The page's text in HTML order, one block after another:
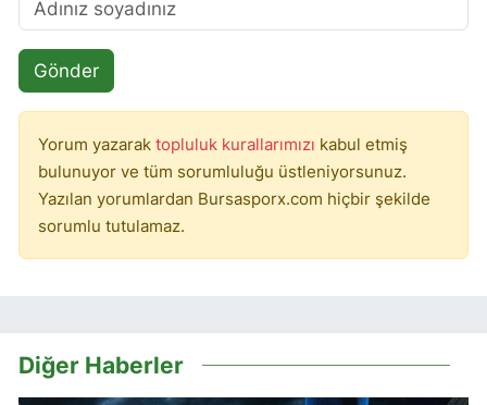
Gönder
Yorum yazarak topluluk kurallarımızı kabul etmiş
bulunuyor ve tüm sorumluluğu üstleniyorsunuz.
Yazılan yorumlardan Bursasporx.com hiçbir şekilde
sorumlu tutulamaz.
Diğer Haberler